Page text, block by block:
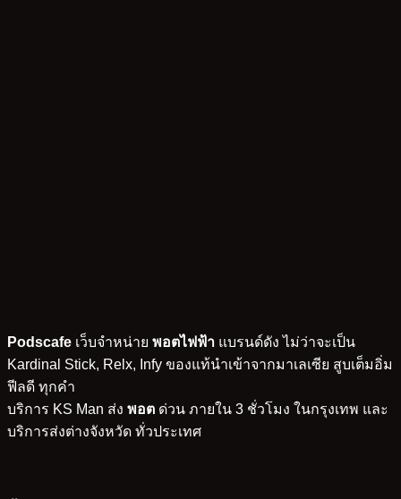
Podscafe เว็บจำหน่าย พอตไฟฟ้า แบรนด์ดัง ไม่ว่าจะเป็น
Kardinal Stick, Relx, Infy ของแท้นำเข้าจากมาเลเซีย สูบเต็มอิ่ม
ฟีลดี ทุกคำ
บริการ KS Man ส่ง พอต ด่วน ภายใน 3 ชั่วโมง ในกรุงเทพ และ
บริการส่งต่างจังหวัด ทั่วประเทศ